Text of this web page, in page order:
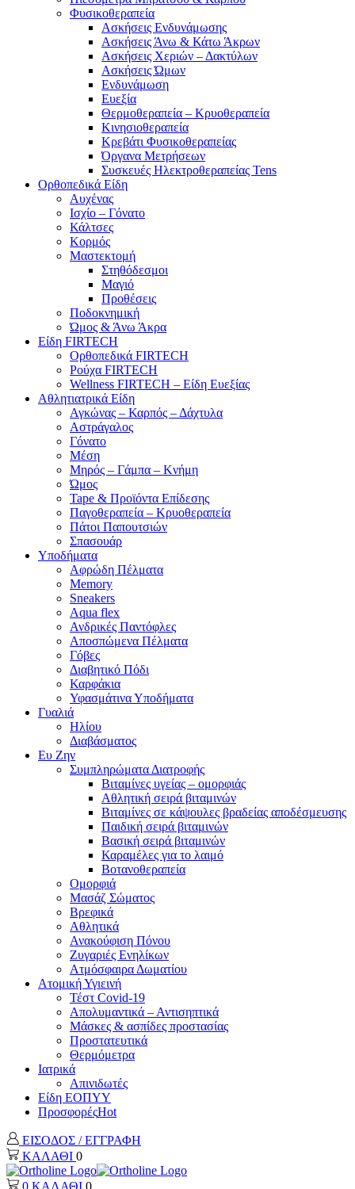
Φυσικοθεραπεία
Ασκήσεις Ενδυνάμωσης
Ασκήσεις Άνω & Κάτω Άκρων
Ασκήσεις Χεριών – Δακτύλων
Ασκήσεις Ώμων
Ενδυνάμωση
Ευεξία
Θερμοθεραπεία – Κρυοθεραπεία
Κινησιοθεραπεία
Κρεβάτι Φυσικοθεραπείας
Όργανα Μετρήσεων
Συσκευές Ηλεκτροθεραπείας Tens
Ορθοπεδικά Είδη
Αυχένας
Ισχίο – Γόνατο
Κάλτσες
Κορμός
Μαστεκτομή
Στηθόδεσμοι
Μαγιό
Προθέσεις
Ποδοκνημική
Ώμος & Άνω Άκρα
Είδη FIRTECH
Ορθοπεδικά FIRTECH
Ρούχα FIRTECH
Wellness FIRTECH – Είδη Ευεξίας
Αθλητιατρικά Είδη
Αγκώνας – Καρπός – Δάχτυλα
Αστράγαλος
Γόνατο
Μέση
Μηρός – Γάμπα – Κνήμη
Ώμος
Tape & Προϊόντα Επίδεσης
Παγοθεραπεία – Κρυοθεραπεία
Πάτοι Παπουτσιών
Σπασουάρ
Υποδήματα
Αφρώδη Πέλματα
Memory
Sneakers
Aqua flex
Ανδρικές Παντόφλες
Αποσπώμενα Πέλματα
Γόβες
Διαβητικό Πόδι
Καρφάκια
Υφασμάτινα Υποδήματα
Γυαλιά
Ηλίου
Διαβάσματος
Ευ Ζην
Συμπληρώματα Διατροφής
Βιταμίνες υγείας – ομορφιάς
Αθλητική σειρά βιταμινών
Βιταμίνες σε κάψουλες βραδείας αποδέσμευσης
Παιδική σειρά βιταμινών
Βασική σειρά βιταμινών
Καραμέλες για το λαιμό
Βοτανοθεραπεία
Ομορφιά
Μασάζ Σώματος
Βρεφικά
Αθλητικά
Ανακούφιση Πόνου
Ζυγαριές Ενηλίκων
Ατμόσφαιρα Δωματίου
Ατομική Υγιεινή
Τέστ Covid-19
Απολυμαντικά – Αντισηπτικά
Μάσκες & ασπίδες προστασίας
Προστατευτικά
Θερμόμετρα
Ιατρικά
Απινιδωτές
Είδη ΕΟΠΥΥ
ΠροσφορέςHot
ΕΙΣΟΔΟΣ / ΕΓΓΡΑΦΗ
ΚΑΛΑΘΙ 0
0 ΚΑΛΑΘΙ 0